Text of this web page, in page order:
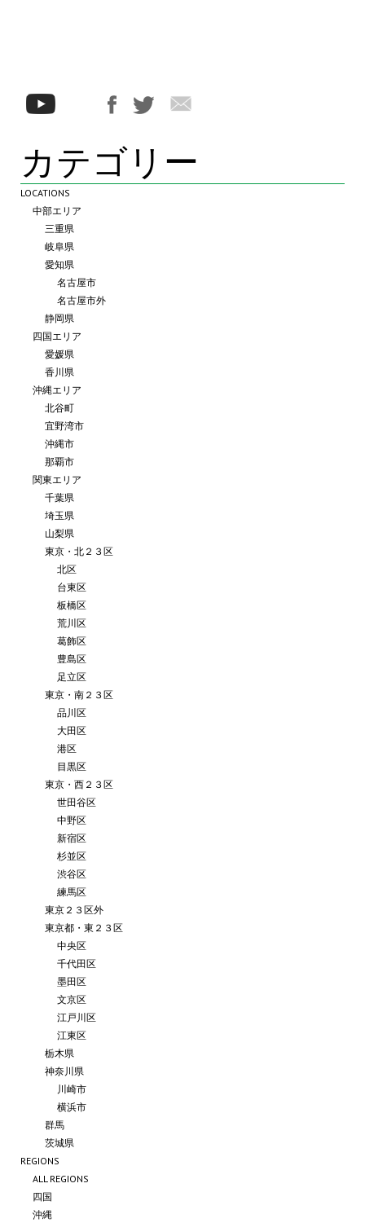
カテゴリー
LOCATIONS
中部エリア
三重県
岐阜県
愛知県
名古屋市
名古屋市外
静岡県
四国エリア
愛媛県
香川県
沖縄エリア
北谷町
宜野湾市
沖縄市
那覇市
関東エリア
千葉県
埼玉県
山梨県
東京・北２３区
北区
台東区
板橋区
荒川区
葛飾区
豊島区
足立区
東京・南２３区
品川区
大田区
港区
目黒区
東京・西２３区
世田谷区
中野区
新宿区
杉並区
渋谷区
練馬区
東京２３区外
東京都・東２３区
中央区
千代田区
墨田区
文京区
江戸川区
江東区
栃木県
神奈川県
川崎市
横浜市
群馬
茨城県
REGIONS
ALL REGIONS
四国
沖縄